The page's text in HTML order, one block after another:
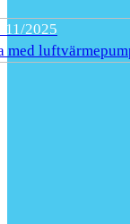
11/2025
med